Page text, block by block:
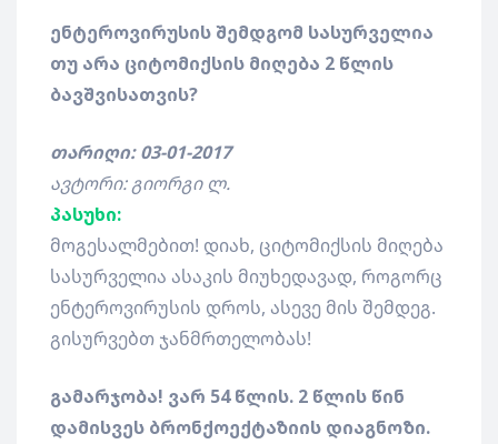
ენტეროვირუსის შემდგომ სასურველია
თუ არა ციტომიქსის მიღება 2 წლის
ბავშვისათვის?
თარიღი: 03-01-2017
ავტორი: გიორგი ლ.
პასუხი:
მოგესალმებით! დიახ, ციტომიქსის მიღება
სასურველია ასაკის მიუხედავად, როგორც
ენტეროვირუსის დროს, ასევე მის შემდეგ.
გისურვებთ ჯანმრთელობას!
გამარჯობა! ვარ 54 წლის. 2 წლის წინ
დამისვეს ბრონქოექტაზიის დიაგნოზი.